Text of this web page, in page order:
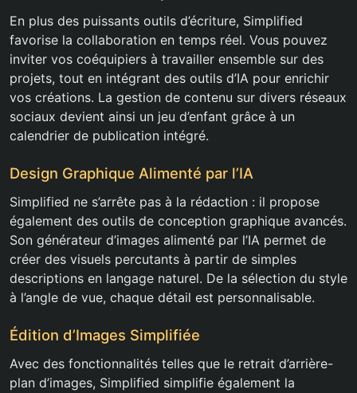
En plus des puissants outils d’écriture, Simplified
favorise la collaboration en temps réel. Vous pouvez
inviter vos coéquipiers à travailler ensemble sur des
projets, tout en intégrant des outils d’IA pour enrichir
vos créations. La gestion de contenu sur divers réseaux
sociaux devient ainsi un jeu d’enfant grâce à un
calendrier de publication intégré.
Design Graphique Alimenté par l’IA
Simplified ne s’arrête pas à la rédaction : il propose
également des outils de conception graphique avancés.
Son générateur d’images alimenté par l’IA permet de
créer des visuels percutants à partir de simples
descriptions en langage naturel. De la sélection du style
à l’angle de vue, chaque détail est personnalisable.
Édition d’Images Simplifiée
Avec des fonctionnalités telles que le retrait d’arrière-
plan d’images, Simplified simplifie également la